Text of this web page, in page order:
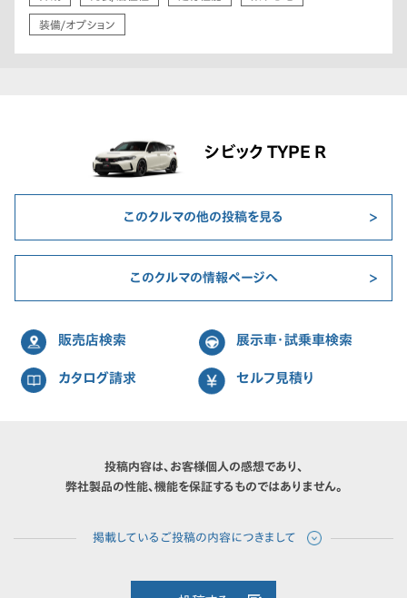
装備/オプション
シビック TYPE R
このクルマの他の投稿を見る
このクルマの情報ページへ
販売店検索 展示車・試乗車検索
カタログ請求 セルフ見積り
投稿内容は、お客様個人の感想であり、
弊社製品の性能、機能を保証するものではありません。